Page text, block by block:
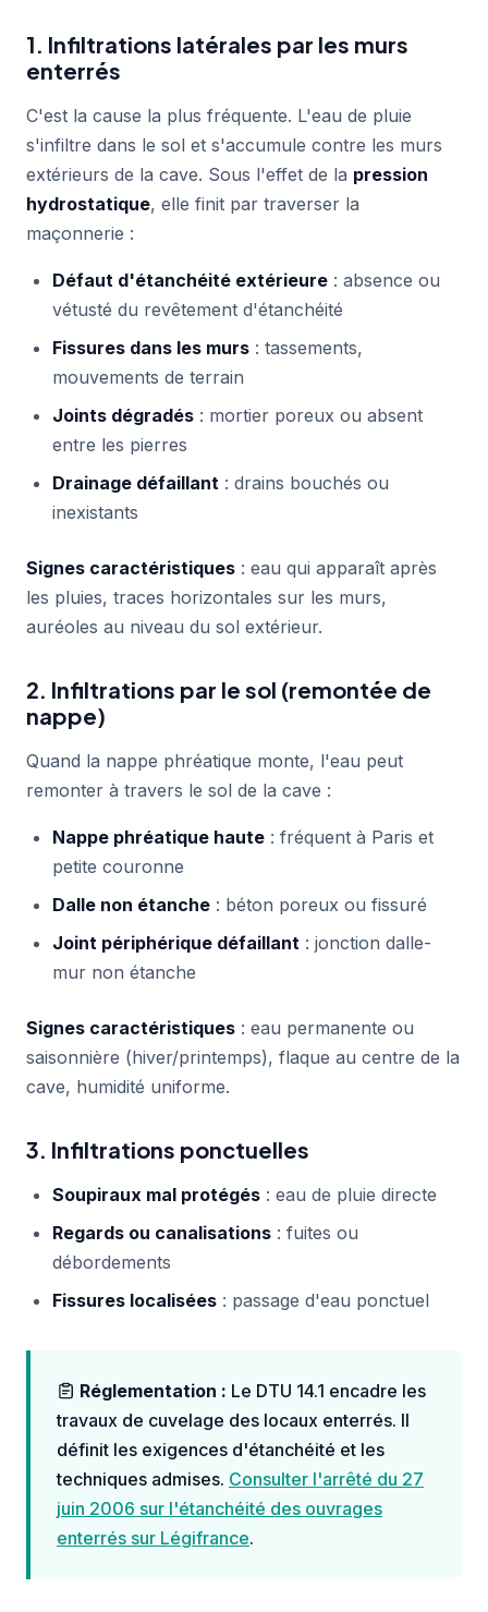
1. Infiltrations latérales par les murs
enterrés
C'est la cause la plus fréquente. L'eau de pluie
s'infiltre dans le sol et s'accumule contre les murs
extérieurs de la cave. Sous l'effet de la pression
hydrostatique, elle finit par traverser la
maçonnerie :
Défaut d'étanchéité extérieure : absence ou
vétusté du revêtement d'étanchéité
Fissures dans les murs : tassements,
mouvements de terrain
Joints dégradés : mortier poreux ou absent
entre les pierres
Drainage défaillant : drains bouchés ou
inexistants
Signes caractéristiques : eau qui apparaît après
les pluies, traces horizontales sur les murs,
auréoles au niveau du sol extérieur.
2. Infiltrations par le sol (remontée de
nappe)
Quand la nappe phréatique monte, l'eau peut
remonter à travers le sol de la cave :
Nappe phréatique haute : fréquent à Paris et
petite couronne
Dalle non étanche : béton poreux ou fissuré
Joint périphérique défaillant : jonction dalle-
mur non étanche
Signes caractéristiques : eau permanente ou
saisonnière (hiver/printemps), flaque au centre de la
cave, humidité uniforme.
3. Infiltrations ponctuelles
Soupiraux mal protégés : eau de pluie directe
Regards ou canalisations : fuites ou
débordements
Fissures localisées : passage d'eau ponctuel
Réglementation : Le DTU 14.1 encadre les
travaux de cuvelage des locaux enterrés. Il
définit les exigences d'étanchéité et les
techniques admises. Consulter l'arrêté du 27
juin 2006 sur l'étanchéité des ouvrages
enterrés sur Légifrance.